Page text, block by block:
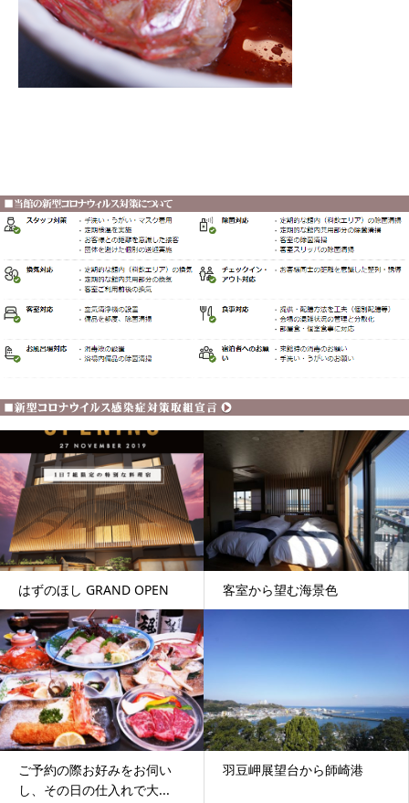
はずのほし GRAND OPEN 客室から望む海景色
ご予約の際お好みをお伺い
し、その日の仕入れで大...
羽豆岬展望台から師崎港